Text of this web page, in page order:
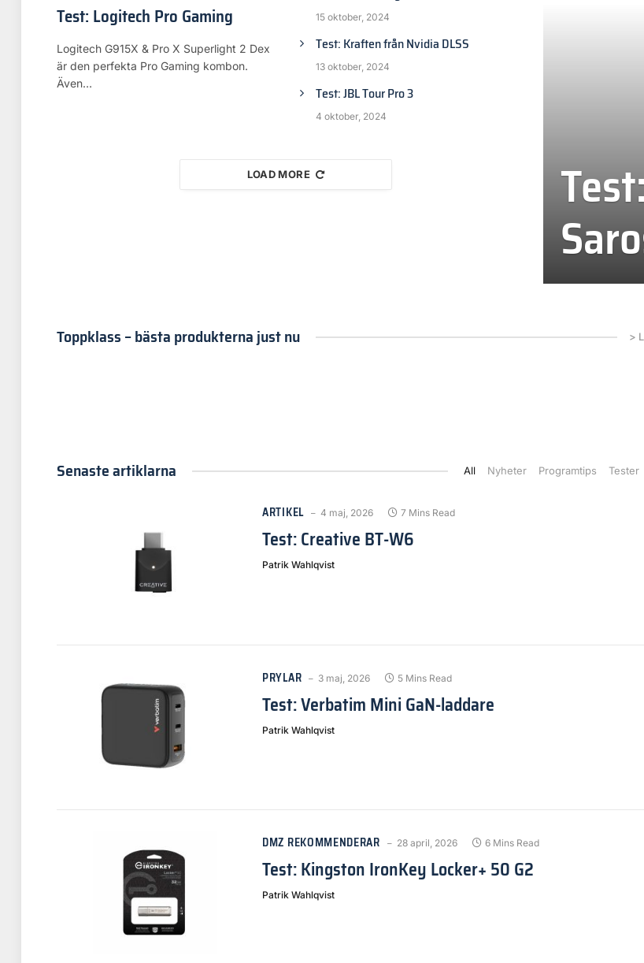
Test: Logitech Pro Gaming
Logitech G915X & Pro X Superlight 2 Dex
är den perfekta Pro Gaming kombon.
Även…
15 oktober, 2024
Test: Kraften från Nvidia DLSS
13 oktober, 2024
Test: JBL Tour Pro 3
4 oktober, 2024
LOAD MORE
Toppklass – bästa produkterna just nu >
Senaste artiklarna All Nyheter Programtips Tester
ARTIKEL 4 maj, 2026 7 Mins Read
Test: Creative BT-W6
Patrik Wahlqvist
PRYLAR 3 maj, 2026 5 Mins Read
Test: Verbatim Mini GaN-laddare
Patrik Wahlqvist
DMZ REKOMMENDERAR 28 april, 2026 6 Mins Read
Test: Kingston IronKey Locker+ 50 G2
Patrik Wahlqvist